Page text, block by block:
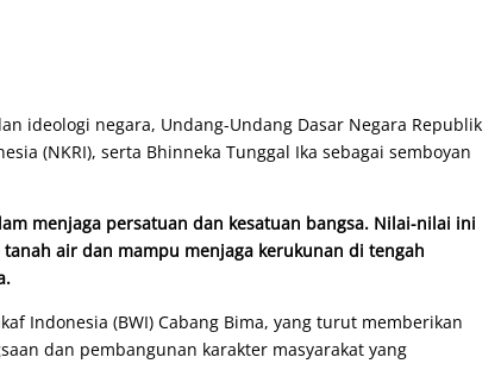
ideologi negara, Undang-Undang Dasar Negara Republik
(NKRI), serta Bhinneka Tunggal Ika sebagai semboyan
menjaga persatuan dan kesatuan bangsa. Nilai-nilai ini
air dan mampu menjaga kerukunan di tengah
Indonesia (BWI) Cabang Bima, yang turut memberikan
dan pembangunan karakter masyarakat yang